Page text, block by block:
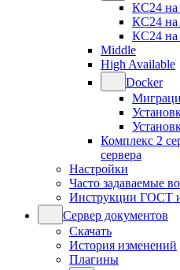
КС24
КС24
КС24
Middle
High Available
Docker
Комплекс 2
сервера
Настройки
Часто задаваемые
Инструкции ГОСТ
Сервер документов
Скачать
История изменений
Плагины